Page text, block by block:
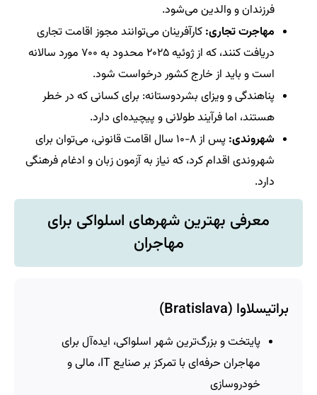
فرزندان و والدین می‌شود.
مهاجرت تجاری: کارآفرینان می‌توانند مجوز اقامت تجاری
دریافت کنند، که از ژوئیه ۲۰۲۵ محدود به ۷۰۰ مورد سالانه
است و باید از خارج کشور درخواست شود.
پناهندگی و ویزای بشردوستانه: برای کسانی که در خطر
هستند، اما فرآیند طولانی و پیچیده‌ای دارد.
شهروندی:
پس از ۸-۱۰ سال اقامت قانونی، می‌توان برای
شهروندی اقدام کرد، که نیاز به آزمون زبان و ادغام فرهنگی
دارد.
معرفی بهترین شهرهای اسلواکی برای
مهاجران
براتیسلاوا (Bratislava)
پایتخت و بزرگ‌ترین شهر اسلواکی، ایده‌آل برای
مهاجران حرفه‌ای با تمرکز بر صنایع IT، مالی و
خودروسازی